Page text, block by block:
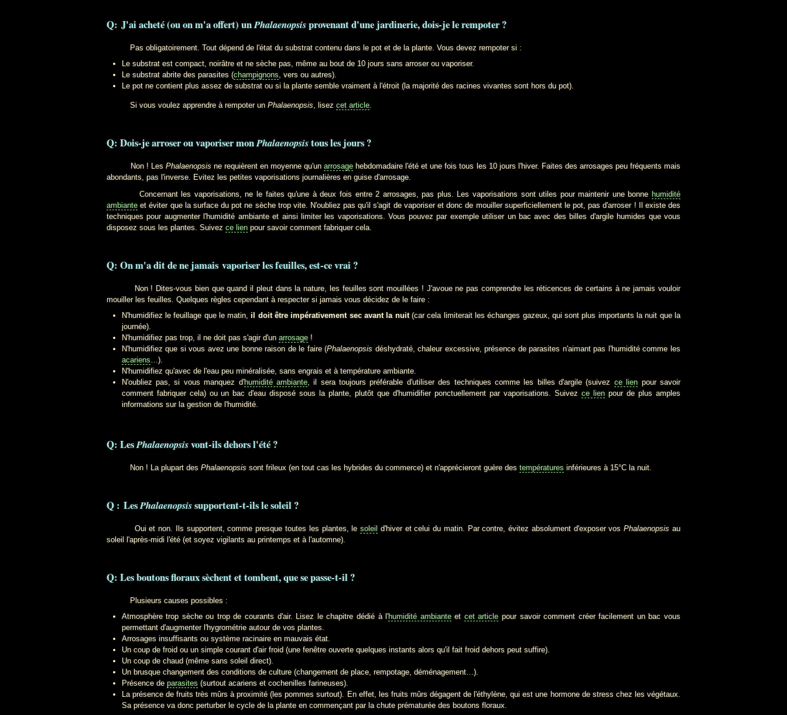
Q: J'ai acheté (ou on m'a offert) unPhalaenopsisprovenant d'une jardinerie, dois-je le rempoter ?
Pas obligatoirement. Tout dépend de l'état du substrat contenu dans le pot et de la plante. Vous devez rempoter si :
Le substrat est compact, noirâtre et ne sèche pas, même au bout de 10 jours sans arroser ou vaporiser.
Le substrat abrite des parasites (champignons, vers ou autres).
Le pot ne contient plus assez de substrat ou si la plante semble vraiment à l'étroit (la majorité des racines vivantes sont hors du pot).
Si vous voulez apprendre à rempoter un Phalaenopsis, lisez cet article.
Q: Dois-je arroser ou vaporiser monPhalaenopsistous les jours ?
Non ! Les Phalaenopsis ne requièrent en moyenne qu'unarrosage hebdomadaire l'été et une fois tous les 10 jours l'hiver. Faites des arrosages peu fréquents mais
abondants, pas l'inverse. Evitez les petites vaporisations journalières en guise d'arrosage.
Concernant les vaporisations, ne le faites qu'une à deux fois entre 2 arrosages, pas plus. Les vaporisations sont utiles pour maintenir une bonne humidité
ambiante et éviter que la surface du pot ne sèche trop vite. N'oubliez pas qu'il s'agit de vaporiser et donc de mouiller superficiellement le pot, pas d'arroser ! Il existe des
techniques pour augmenter l'humidité ambiante et ainsi limiter les vaporisations. Vous pouvez par exemple utiliser un bac avec des billes d'argile humides que vous
disposez sous les plantes. Suivez ce lien pour savoir comment fabriquer cela.
Q: On m'a dit de ne jamais vaporiser les feuilles, est-ce vrai ?
Non ! Dites-vous bien que quand il pleut dans la nature, les feuilles sont mouillées ! J'avoue ne pas comprendre les réticences de certains à ne jamais vouloir
mouiller les feuilles. Quelques règles cependant à respecter si jamais vous décidez de le faire :
N'humidifiez le feuillage que le matin,il doit être impérativement sec avant la nuit (car cela limiterait les échanges gazeux, qui sont plus importants la nuit que la
journée).
N'humidifiez pas trop, il ne doit pas s'agir d'un arrosage!
N'humidifiez que si vous avez une bonne raison de le faire (Phalaenopsis déshydraté, chaleur excessive, présence de parasites n'aimant pas l'humidité comme les
acariens…).
N'humidifiez qu'avec de l'eau peu minéralisée, sans engrais et à température ambiante.
N'oubliez pas, si vous manquez d'humidité ambiante, il sera toujours préférable d'utiliser des techniques comme les billes d'argile (suivez ce lien pour savoir
comment fabriquer cela) ou un bac d'eau disposé sous la plante, plutôt que d'humidifier ponctuellement par vaporisations. Suivezce lien pour de plus amples
informations sur la gestion de l'humidité.
Q: LesPhalaenopsisvont-ils dehors l'été ?
Non ! La plupart des Phalaenopsis sont frileux (en tout cas les hybrides du commerce) et n'apprécieront guère des températures inférieures à 15°C la nuit.
Q : LesPhalaenopsissupportent-t-ils le soleil ?
Oui et non. Ils supportent, comme presque toutes les plantes, lesoleil d'hiver et celui du matin. Par contre, évitez absolument d'exposer vosPhalaenopsis au
soleil l'après-midi l'été (et soyez vigilants au printemps et à l'automne).
Q: Les boutons floraux sèchent et tombent, que se passe-t-il ?
Plusieurs causes possibles :
Atmosphère trop sèche ou trop de courants d'air. Lisez le chapitre dédié à l'humidité ambianteet cet article pour savoir comment créer facilement un bac vous
permettant d'augmenter l'hygrométrie autour de vos plantes.
Arrosages insuffisants ou système racinaire en mauvais état.
Un coup de froid ou un simple courant d'air froid (une fenêtre ouverte quelques instants alors qu'il fait froid dehors peut suffire).
Un coup de chaud (même sans soleil direct).
Un brusque changement des conditions de culture (changement de place, rempotage, déménagement…).
Présence de parasites (surtout acariens et cochenilles farineuses).
La présence de fruits très mûrs à proximité (les pommes surtout). En effet, les fruits mûrs dégagent de l'éthylène, qui est une hormone de stress chez les végétaux.
Sa présence va donc perturber le cycle de la plante en commençant par la chute prématurée des boutons floraux.